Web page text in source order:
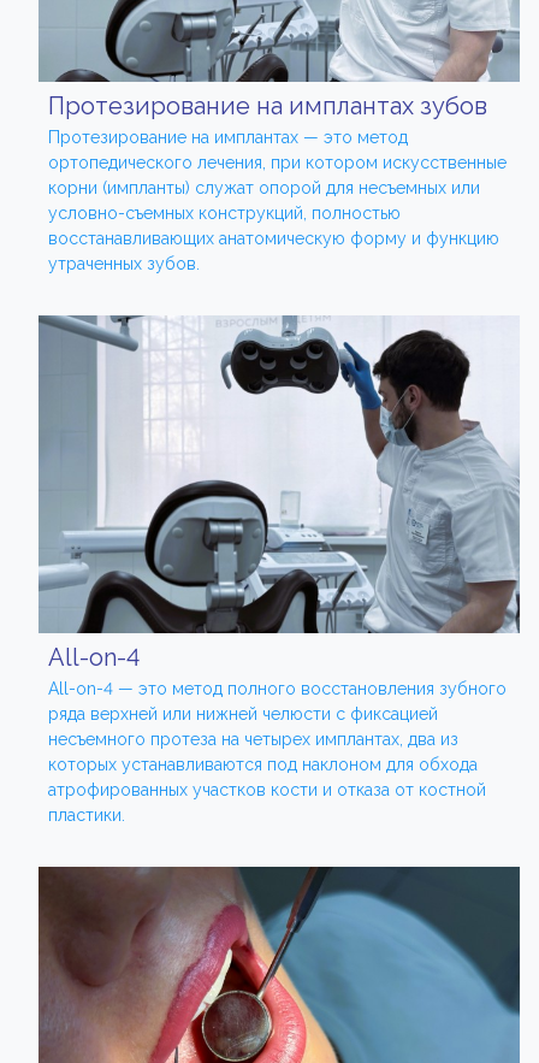
Протезирование на имплантах зубов
Протезирование на имплантах — это метод
ортопедического лечения, при котором искусственные
корни (импланты) служат опорой для несъемных или
условно-съемных конструкций, полностью
восстанавливающих анатомическую форму и функцию
утраченных зубов.
All-on-4
All-on-4 — это метод полного восстановления зубного
ряда верхней или нижней челюсти с фиксацией
несъемного протеза на четырех имплантах, два из
которых устанавливаются под наклоном для обхода
атрофированных участков кости и отказа от костной
пластики.